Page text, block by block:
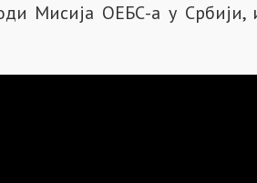
Мисија ОЕБС-а у Србији,